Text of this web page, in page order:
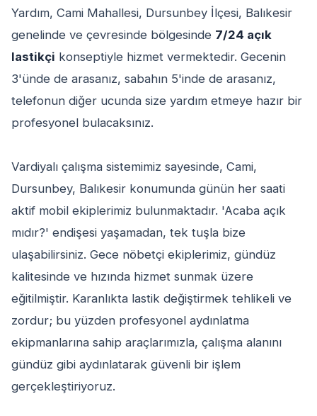
Yardım, Cami Mahallesi, Dursunbey İlçesi, Balıkesir
genelinde ve çevresinde bölgesinde 7/24 açık
lastikçi konseptiyle hizmet vermektedir. Gecenin
3'ünde de arasanız, sabahın 5'inde de arasanız,
telefonun diğer ucunda size yardım etmeye hazır bir
profesyonel bulacaksınız.
Vardiyalı çalışma sistemimiz sayesinde, Cami,
Dursunbey, Balıkesir konumunda günün her saati
aktif mobil ekiplerimiz bulunmaktadır. 'Acaba açık
mıdır?' endişesi yaşamadan, tek tuşla bize
ulaşabilirsiniz. Gece nöbetçi ekiplerimiz, gündüz
kalitesinde ve hızında hizmet sunmak üzere
eğitilmiştir. Karanlıkta lastik değiştirmek tehlikeli ve
zordur; bu yüzden profesyonel aydınlatma
ekipmanlarına sahip araçlarımızla, çalışma alanını
gündüz gibi aydınlatarak güvenli bir işlem
gerçekleştiriyoruz.